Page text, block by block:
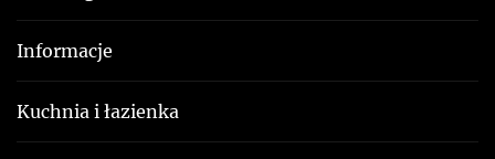
Informacje
Kuchnia i łazienka